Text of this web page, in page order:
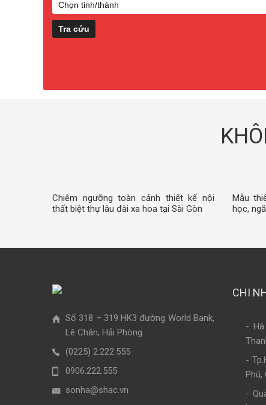
Chiêm ngưỡng toàn cảnh thiết kế nội
thất biệt thự lâu đài xa hoa tại Sài Gòn
Mẫu
học,
Số 318 – 319 HK3 đường World Bank,
Lê Chân, Hải Phòng
(0225) 2.222.555
0906.222.555
sonha@shac.vn
CHI
-
-
Phú,
-